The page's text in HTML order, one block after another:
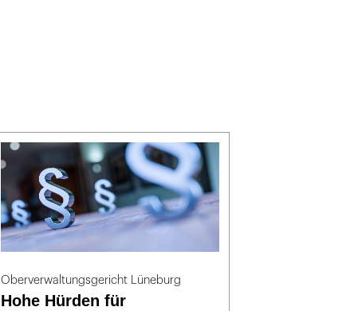
Oberverwaltungsgericht Lüneburg
Hohe Hürden für